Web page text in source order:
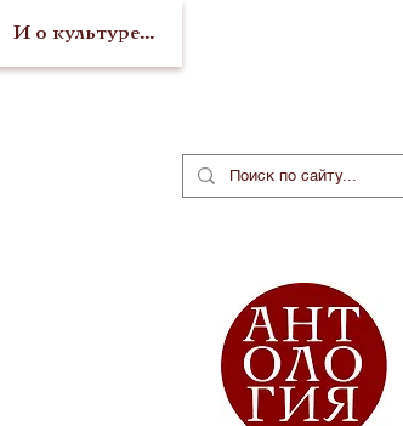
И о культуре...